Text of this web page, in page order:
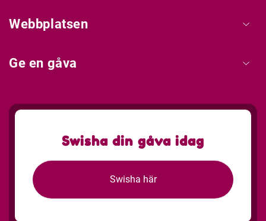
Webbplatsen
Ge en gåva
Swisha din gåva idag
Swisha här